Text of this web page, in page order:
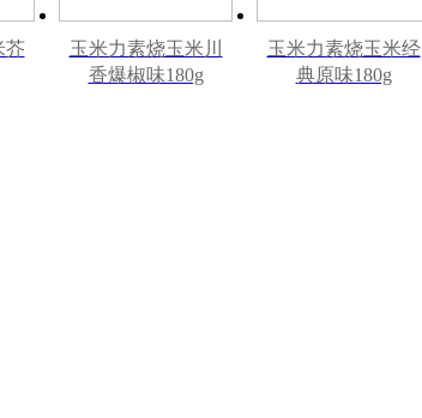
芥
玉米力素烧玉米川
香爆椒味180g
玉米力素烧玉米经
典原味180g